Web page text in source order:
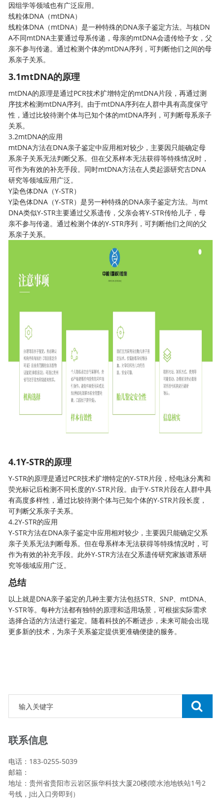
因组学等领域也有广泛应用。
线粒体DNA（mtDNA）
线粒体DNA（mtDNA）是一种特殊的DNA亲子鉴定方法。与核DN
A不同mtDNA主要通过母系传递，母亲的mtDNA会遗传给子女，父
亲不参与传递。通过检测个体的mtDNA序列，可判断他们之间的母
系亲子关系。
3.1mtDNA的原理
mtDNA的原理是通过PCR技术扩增特定的mtDNA片段，再通过测
序技术检测mtDNA序列。由于mtDNA序列在人群中具有高度保守
性，通过比较待测个体与已知个体的mtDNA序列，可判断母系亲子
关系。
3.2mtDNA的应用
mtDNA方法在DNA亲子鉴定中应用相对较少，主要因只能确定母
系亲子关系无法判断父系。但在父系样本无法获得等特殊情况时，
可作为有效的补充手段。同时mtDNA方法在人类起源研究古DNA
研究等领域应用广泛。
Y染色体DNA（Y-STR）
Y染色体DNA（Y-STR）是另一种特殊的DNA亲子鉴定方法。与mt
DNA类似Y-STR主要通过父系遗传，父亲会将Y-STR传给儿子，母
亲不参与传递。通过检测个体的Y-STR序列，可判断他们之间的父
系亲子关系。
4.1Y-STR的原理
Y-STR的原理是通过PCR技术扩增特定的Y-STR片段，经电泳分离和
荧光标记后检测不同长度的Y-STR片段。由于Y-STR片段在人群中具
有高度多样性，通过比较待测个体与已知个体的Y-STR片段长度，
可判断父系亲子关系。
4.2Y-STR的应用
Y-STR方法在DNA亲子鉴定中应用相对较少，主要因只能确定父系
亲子关系无法判断母系。但在母系样本无法获得等特殊情况时，可
作为有效的补充手段。此外Y-STR方法在父系遗传研究家族谱系研
究等领域应用广泛。
总结
以上就是DNA亲子鉴定的几种主要方法包括STR、SNP、mtDNA、
Y-STR等。每种方法都有独特的原理和适用场景，可根据实际需求
选择合适的方法进行鉴定。随着科技的不断进步，未来可能会出现
更多新的技术，为亲子关系鉴定提供更准确便捷的服务。
联系信息
电话：183-0255-5039
邮箱：
地址：贵州省贵阳市云岩区振华科技大厦20楼(喷水池地铁站1号2
号线，J出入口旁即到）